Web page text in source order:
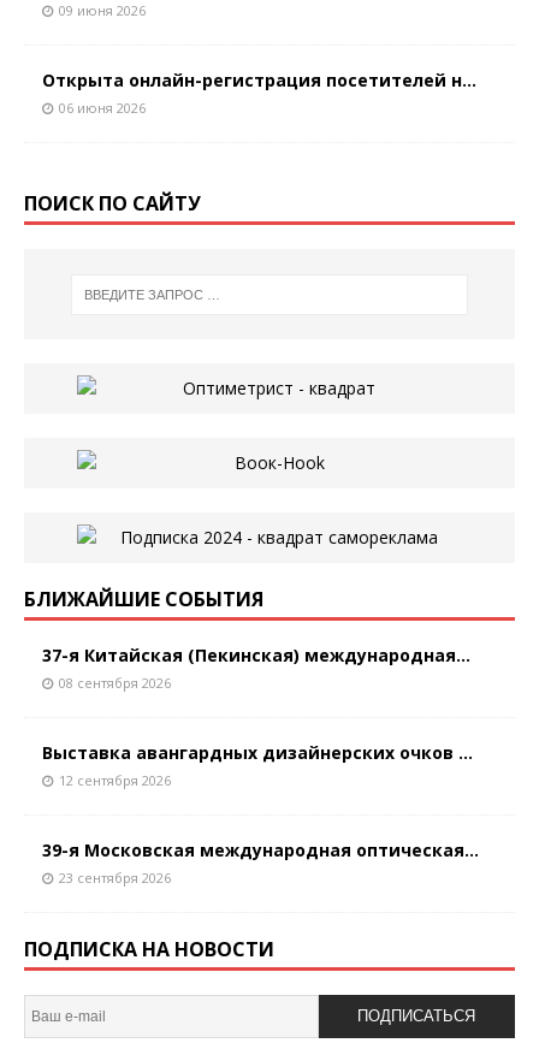
09 июня 2026
Открыта онлайн-регистрация посетителей н...
06 июня 2026
ПОИСК ПО САЙТУ
БЛИЖАЙШИЕ СОБЫТИЯ
37-я Китайская (Пекинская) международная...
08 сентября 2026
Выставка авангардных дизайнерских очков ...
12 сентября 2026
39-я Московская международная оптическая...
23 сентября 2026
ПОДПИСКА НА НОВОСТИ
ПОДПИСАТЬСЯ